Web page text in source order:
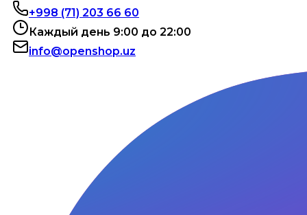
+998 (71) 203 66 60
Каждый день 9:00 до 22:00
info@openshop.uz